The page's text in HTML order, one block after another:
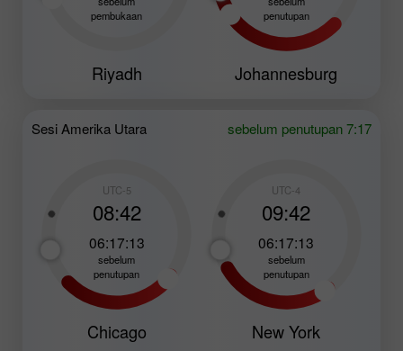
pembukaan
Riyadh
penutupan
Johannesburg
Sesi Amerika Utara sebelum penutupan 7:17
UTC-5
08:42
06:17:11
sebelum
penutupan
Chicago
UTC-4
09:42
06:17:11
sebelum
penutupan
New York